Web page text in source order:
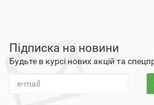
Підписка на новини
Будьте в курсі нових акцій та